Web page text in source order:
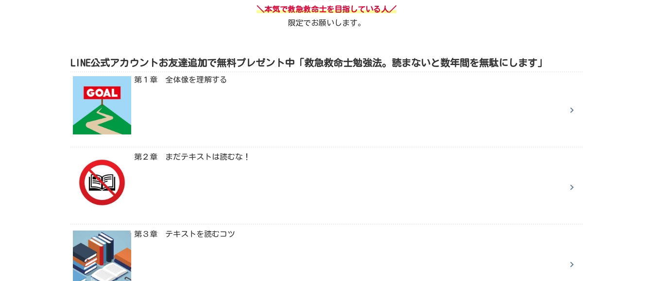
＼本気で救急救命士を目指している人／
限定でお願いします。
LINE公式アカウントお友達追加で無料プレゼント中「救急救命士勉強法。読まないと数年間を無駄にします」
第１章 全体像を理解する
第２章 まだテキストは読むな！
第３章 テキストを読むコツ